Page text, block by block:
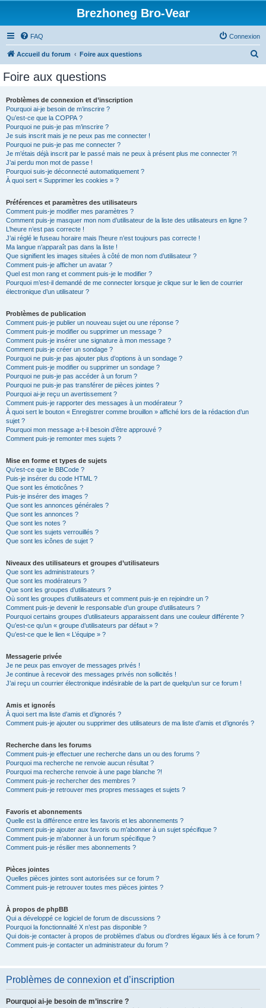
Brezhoneg Bro-Vear
FAQ Connexion
Accueil du forum Foire aux questions
Foire aux questions
Problèmes de connexion et d’inscription
Pourquoi ai-je besoin de m’inscrire ?
Qu’est-ce que la COPPA ?
Pourquoi ne puis-je pas m’inscrire ?
Je suis inscrit mais je ne peux pas me connecter !
Pourquoi ne puis-je pas me connecter ?
Je m’étais déjà inscrit par le passé mais ne peux à présent plus me connecter ?!
J’ai perdu mon mot de passe !
Pourquoi suis-je déconnecté automatiquement ?
À quoi sert « Supprimer les cookies » ?
Préférences et paramètres des utilisateurs
Comment puis-je modifier mes paramètres ?
Comment puis-je masquer mon nom d’utilisateur de la liste des utilisateurs en ligne ?
L’heure n’est pas correcte !
J’ai réglé le fuseau horaire mais l’heure n’est toujours pas correcte !
Ma langue n’apparaît pas dans la liste !
Que signifient les images situées à côté de mon nom d’utilisateur ?
Comment puis-je afficher un avatar ?
Quel est mon rang et comment puis-je le modifier ?
Pourquoi m’est-il demandé de me connecter lorsque je clique sur le lien de courrier
électronique d’un utilisateur ?
Problèmes de publication
Comment puis-je publier un nouveau sujet ou une réponse ?
Comment puis-je modifier ou supprimer un message ?
Comment puis-je insérer une signature à mon message ?
Comment puis-je créer un sondage ?
Pourquoi ne puis-je pas ajouter plus d’options à un sondage ?
Comment puis-je modifier ou supprimer un sondage ?
Pourquoi ne puis-je pas accéder à un forum ?
Pourquoi ne puis-je pas transférer de pièces jointes ?
Pourquoi ai-je reçu un avertissement ?
Comment puis-je rapporter des messages à un modérateur ?
À quoi sert le bouton « Enregistrer comme brouillon » affiché lors de la rédaction d’un
sujet ?
Pourquoi mon message a-t-il besoin d’être approuvé ?
Comment puis-je remonter mes sujets ?
Mise en forme et types de sujets
Qu’est-ce que le BBCode ?
Puis-je insérer du code HTML ?
Que sont les émoticônes ?
Puis-je insérer des images ?
Que sont les annonces générales ?
Que sont les annonces ?
Que sont les notes ?
Que sont les sujets verrouillés ?
Que sont les icônes de sujet ?
Niveaux des utilisateurs et groupes d’utilisateurs
Que sont les administrateurs ?
Que sont les modérateurs ?
Que sont les groupes d’utilisateurs ?
Où sont les groupes d’utilisateurs et comment puis-je en rejoindre un ?
Comment puis-je devenir le responsable d’un groupe d’utilisateurs ?
Pourquoi certains groupes d’utilisateurs apparaissent dans une couleur différente ?
Qu’est-ce qu’un « groupe d’utilisateurs par défaut » ?
Qu’est-ce que le lien « L’équipe » ?
Messagerie privée
Je ne peux pas envoyer de messages privés !
Je continue à recevoir des messages privés non sollicités !
J’ai reçu un courrier électronique indésirable de la part de quelqu’un sur ce forum !
Amis et ignorés
À quoi sert ma liste d’amis et d’ignorés ?
Comment puis-je ajouter ou supprimer des utilisateurs de ma liste d’amis et d’ignorés ?
Recherche dans les forums
Comment puis-je effectuer une recherche dans un ou des forums ?
Pourquoi ma recherche ne renvoie aucun résultat ?
Pourquoi ma recherche renvoie à une page blanche ?!
Comment puis-je rechercher des membres ?
Comment puis-je retrouver mes propres messages et sujets ?
Favoris et abonnements
Quelle est la différence entre les favoris et les abonnements ?
Comment puis-je ajouter aux favoris ou m’abonner à un sujet spécifique ?
Comment puis-je m’abonner à un forum spécifique ?
Comment puis-je résilier mes abonnements ?
Pièces jointes
Quelles pièces jointes sont autorisées sur ce forum ?
Comment puis-je retrouver toutes mes pièces jointes ?
À propos de phpBB
Qui a développé ce logiciel de forum de discussions ?
Pourquoi la fonctionnalité X n’est pas disponible ?
Qui dois-je contacter à propos de problèmes d’abus ou d’ordres légaux liés à ce forum ?
Comment puis-je contacter un administrateur du forum ?
Problèmes de connexion et d’inscription
Pourquoi ai-je besoin de m’inscrire ?